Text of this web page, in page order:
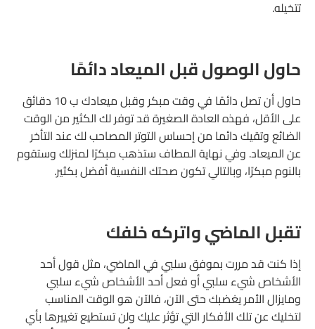
تتخيله.
حاول الوصول قبل الميعاد دائمًا
حاول أن تصل دائمًا في وقت مبكر وقبل ميعادك ب 10 دقائق
على الأقل، فهذه العادة الصغيرة قد توفر لك الكثير من الوقت
الضائع وتقيك دائما من إحساس التوتر المصاحب لك عند التأخر
عن الميعاد. وفي نهاية المطاف ستذهب مبكرًا لمنزلك وستقوم
بالنوم مبكرًا، وبالتالي تكون صحتك النفسية أفضل بكثير.
تقبل الماضي واتركه خلفك
إذا كنت قد مررت بموفق سلبي في الماضي، مثل قول أحد
الأشخاص شيء سلبي أو فعل أحد الأشخاص شيء سلبي
ومايزال الأمر يغضبك حتى الآن، فالآن هو الوقت المناسب
لتخليك عن تلك الأفكار التي تؤثر عليك ولن تستطيع تغييرها بأي